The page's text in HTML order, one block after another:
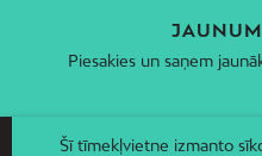
Piesakies un saņem
Šī tīmekļvietne izmanto